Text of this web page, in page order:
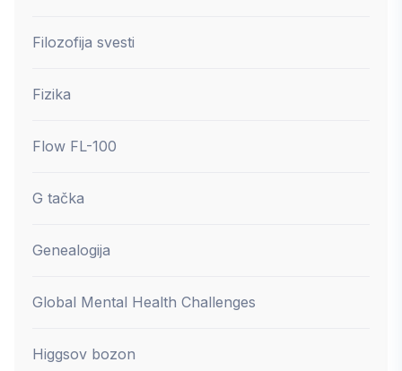
Filozofija svesti
Fizika
Flow FL-100
G tačka
Genealogija
Global Mental Health Challenges
Higgsov bozon